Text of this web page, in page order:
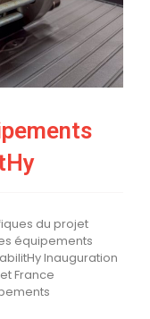
du projet
équipements
Inauguration
France